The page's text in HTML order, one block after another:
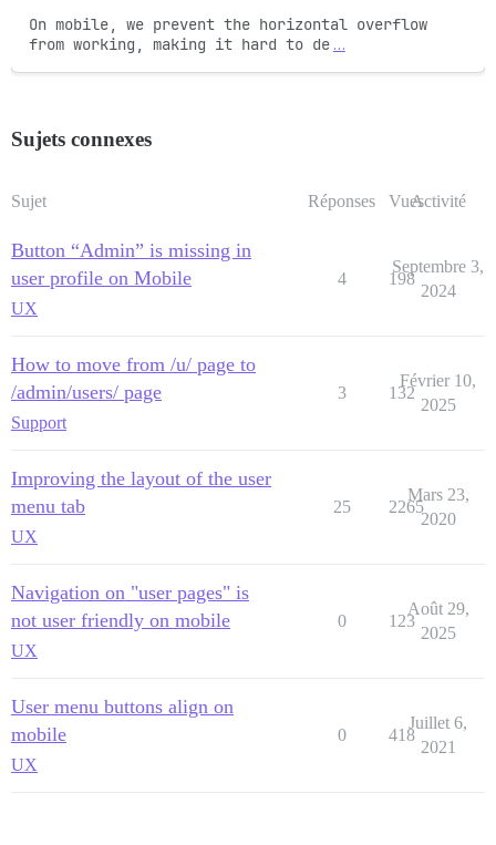
On mobile, we prevent the horizontal overflow
from working, making it hard to de …
Sujets connexes
Sujet Réponses VuesActivité
Button “Admin” is missing in
user profile on Mobile
UX
4 198
Septembre 3,
2024
How to move from /u/ page to
/admin/users/ page
Support
3 132
Février 10,
2025
Improving the layout of the user
menu tab
UX
25 2265
Mars 23,
2020
Navigation on "user pages" is
not user friendly on mobile
UX
0 123
Août 29,
2025
User menu buttons align on
mobile
UX
0 418
Juillet 6,
2021